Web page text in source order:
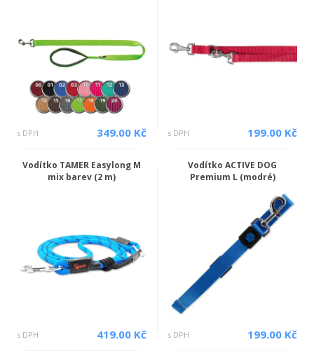
s DPH 349.00 Kč s DPH 199.00 Kč
Vodítko TAMER Easylong M
mix barev (2 m)
s DPH 419.00 Kč
Vodítko ACTIVE DOG
Premium L (modré)
s DPH 199.00 Kč